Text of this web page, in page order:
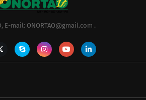
E-mail: ONORTAO@gmail.com .